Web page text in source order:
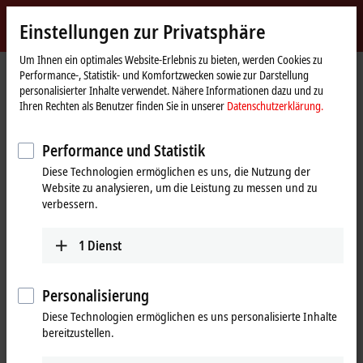
Beckhoff
-
New
Automation
Technology
myBeckhoff
StartseiteUnternehmen
News
Mit Klick auf "Akzeptieren" zeigen wir das Video und passen die
Einstellung zur Privatsphäre an, dabei wird externer Inhalt von
Vimeo geladen. Beachten Sie dazu bitte unsere
Einstellungen zur Privatsphäre
Um Ihnen ein optimales Website-Erlebnis zu bieten, werden Cookies zu
Performance-, Statistik- und Komfortzwecken sowie zur Darstellung
personalisierter Inhalte verwendet. Nähere Informationen dazu und zu
Ihren Rechten als Benutzer finden Sie in unserer Datenschutzerklärung.
Performance und Statistik
Diese Technologien ermöglichen es uns, die Nutzung der
Website zu analysieren, um die Leistung zu messen und zu
verbessern.
1 Dienst
Personalisierung
Diese Technologien ermöglichen es uns personalisierte Inhalte
bereitzustellen.